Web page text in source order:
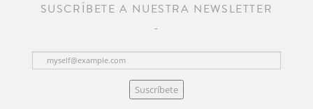
SUSCRÍBETE A NUESTRA NEWSLETTER
Suscríbete